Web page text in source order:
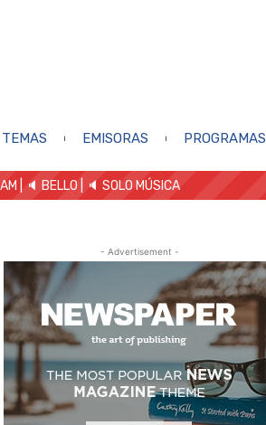
EMISORAS PROGRAMAS
| 🔈 BELLO 🔈 SOLO MÚSICA
- Advertisement -